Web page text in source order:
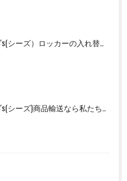
船橋株式会社C's(シーズ）ロッカーの入れ替え作業も全国対応お任せ下さい！
船橋株式会社C's(シーズ)商品輸送なら私たちにお任せください！お取引先様との交流を深めました！